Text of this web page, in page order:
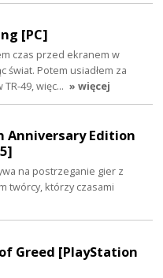
[PC]
czas przed ekranem w
świat. Potem usiadłem za
49, więc… » więcej
Anniversary Edition
na postrzeganie gier z
twórcy, którzy czasami
Greed [PlayStation